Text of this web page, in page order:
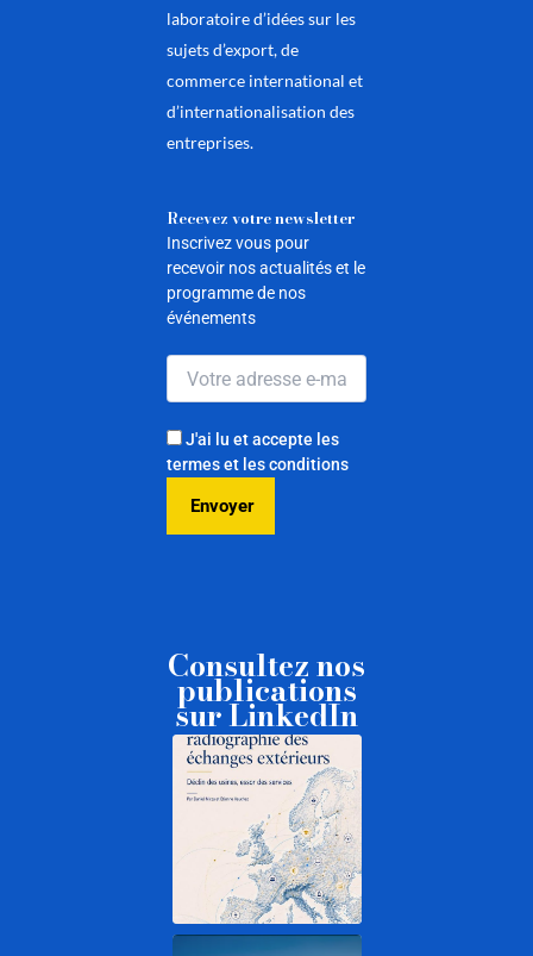
laboratoire d’idées sur les
sujets d’export, de
commerce international et
d’internationalisation des
entreprises.
Recevez votre newsletter
Inscrivez vous pour
recevoir nos actualités et le
programme de nos
événements
J'ai lu et accepte les
termes et les conditions
Consultez nos
publications
sur LinkedIn